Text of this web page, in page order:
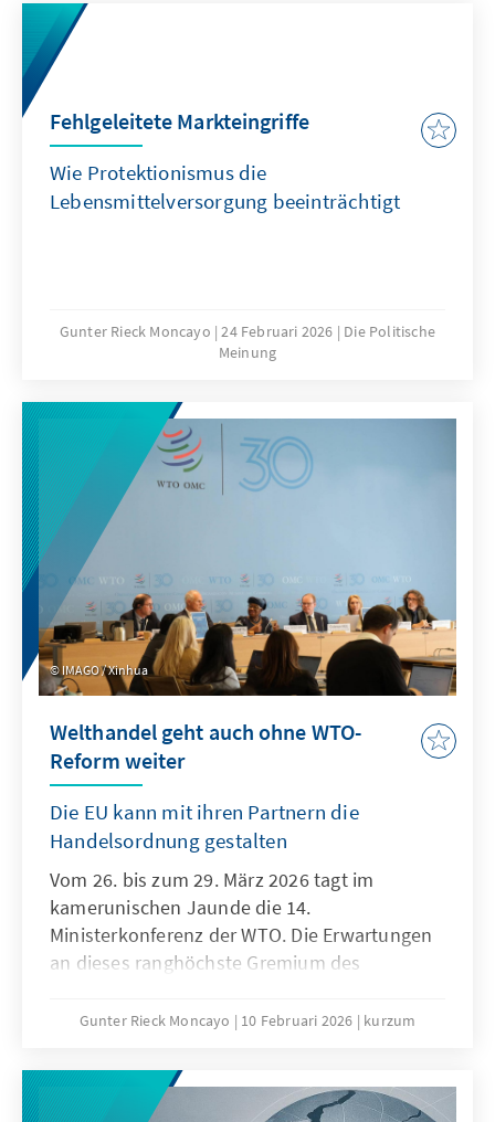
Ordnungspolitik ausgeübt wird. In vier
Kapiteln werden Herausforderungen und
mögliche Wege für die künftige Architektur
verschiedenen Perspektiven beleuchtet.
Fehlgeleitete Markteingriffe
Wie Protektionismus die
Lebensmittelversorgung beeinträchtigt
Gunter Rieck Moncayo 24 Februari 2026
Die Politische
Meinung
IMAGO / Xinhua
Welthandel geht auch ohne WTO-
Reform weiter
Die EU kann mit ihren Partnern die
Handelsordnung gestalten
Vom 26. bis zum 29. März 2026 tagt im
kamerunischen Jaunde die 14.
Ministerkonferenz der WTO. Die Erwartungen
an dieses ranghöchste Gremium des
geht ernsthaft davon aus, dass der seit der 4.
Stillstand aufgelöst werden kann. Die seit
Jahren geforderte grundlegende Reform der
Gunter Rieck Moncayo 10 Februari 2026 kurzum